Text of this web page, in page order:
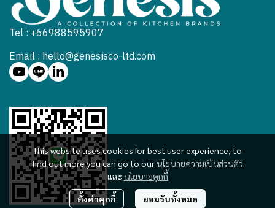
This website uses cookies for best user experience, to
find out more you can go to our นโยบายความเป็นส่วนตัว
และ นโยบายคุกกี้
ตั้งค่าคุกกี้ ยอมรับทั้งหมด
Tel : +66988595907
Email : hello@genesisco-ltd.com